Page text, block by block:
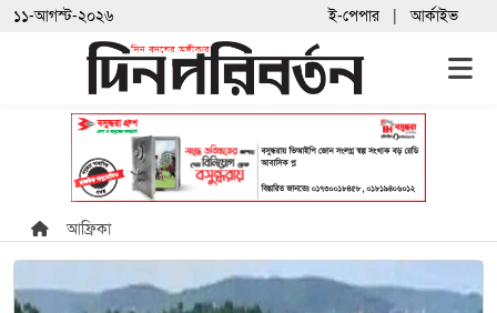
১১-আগস্ট-২০২৬ ই-পেপার আর্কাইভ
আফ্রিকা